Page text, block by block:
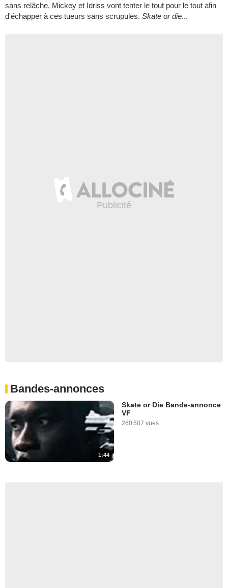
sans relâche, Mickey et Idriss vont tenter le tout pour le tout afin
d'échapper à ces tueurs sans scrupules. Skate or die...
Bandes-annonces
1:44
Skate or Die Bande-annonce
VF
260 507 vues